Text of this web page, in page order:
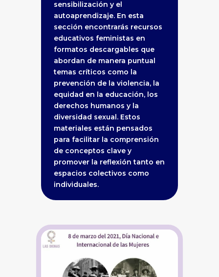
sensibilización y el
autoaprendizaje. En esta
sección encontrarás recursos
educativos feministas en
formatos descargables que
abordan de manera puntual
temas críticos como la
prevención de la violencia, la
equidad en la educación, los
derechos humanos y la
diversidad sexual. Estos
materiales están pensados
para facilitar la comprensión
de conceptos clave y
promover la reflexión tanto en
espacios colectivos como
individuales.